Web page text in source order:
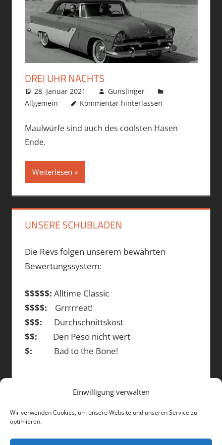
Einwilligung verwalten
Wir verwenden Cookies, um unsere Website und unseren Service zu
optimieren.
DREI UHR NACHTS
28. Januar 2021
Gunslinger
Allgemein
Kommentar hinterlassen
Maulwürfe sind auch des coolsten Hasen
Ende.
Weiterlesen
UNSERE SCHUBLADEN
Die Revs folgen unserem bewährten
Bewertungssystem:
$$$$$: Alltime Classic
$$$$: Grrrrreat!
$$$: Durchschnittskost
$$: Den Peso nicht wert
$: Bad to the Bone!
DIE BEITRÄGE